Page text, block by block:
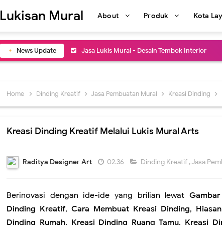
Lukisan Mural About Produk Kota
News Update Biaya Pengaplikasian Lukisan Mural Cafe
Lukisan Mural Cafe Art Berkualitas dan Terbaru
Lukisan Mural Dinding Cafe Kekinian dan
Jasa Buat Lukisan Mural Dinding Coffee Shop
Jasa Lukis Mural Dinding Restoran Desain
Home Dinding Kreatif Jasa Pembuatan Mural Kreasi Dinding
Kreasi Dinding Kreatif Melalui Lukis Mural Arts
Raditya Designer Art 02.36 Dinding Kreatif ,Jasa
Berinovasi dengan ide-ide yang brilian lewat
Dinding Kreatif, Cara Membuat Kreasi Dinding,
Dinding Rumah, Kreasi Dinding Ruang Tamu, Kreasi